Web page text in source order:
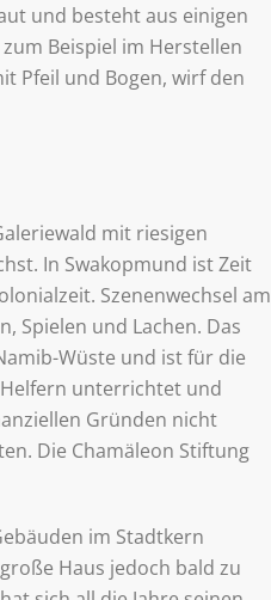
und besteht aus einigen
Beispiel im Herstellen
Pfeil und Bogen, wirf den
mit riesigen
In Swakopmund ist Zeit
Szenenwechsel am
Spielen und Lachen. Das
Wüste und ist für die
unterrichtet und
Gründen nicht
Die Chamäleon Stiftung
im Stadtkern
Haus jedoch bald zu